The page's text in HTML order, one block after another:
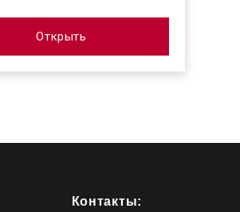
Открыть
Контакты: